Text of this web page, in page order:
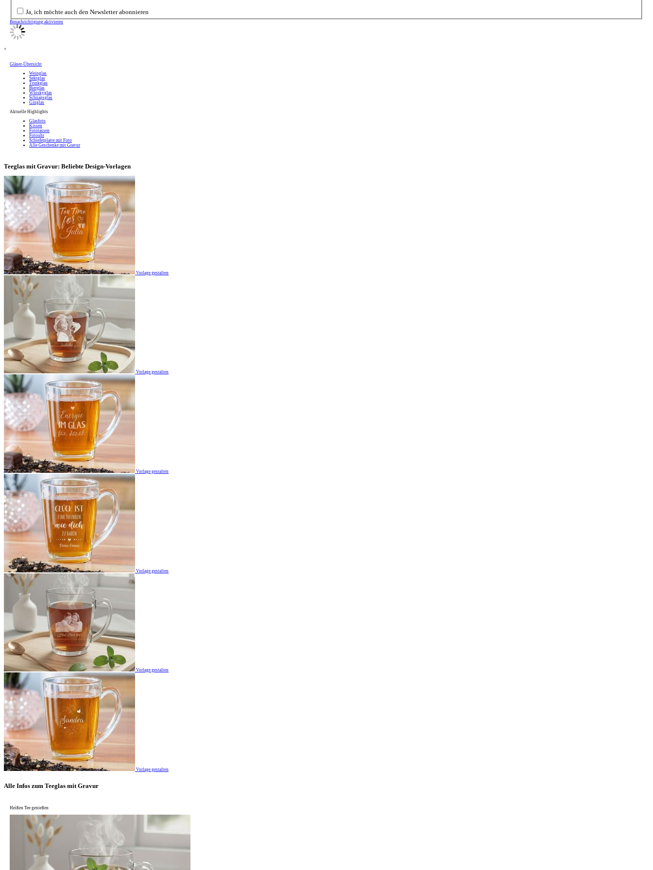
Ja, ich möchte auch den Newsletter abonnieren
Benachrichtigung aktivieren
×
Gläser-Übersicht
Weinglas
Sektglas
Trinkglas
Bierglas
Whiskyglas
Schnapsglas
Ginglas
Aktuelle Highlights
Glasfoto
Kissen
Fototassen
Fotouhr
Schieferplatte mit Foto
Alle Geschenke mit Gravur
Teeglas mit Gravur: Beliebte Design-Vorlagen
Vorlage gestalten
Vorlage gestalten
Vorlage gestalten
Vorlage gestalten
Vorlage gestalten
Vorlage gestalten
Alle Infos zum Teeglas mit Gravur
Heißen Tee genießen